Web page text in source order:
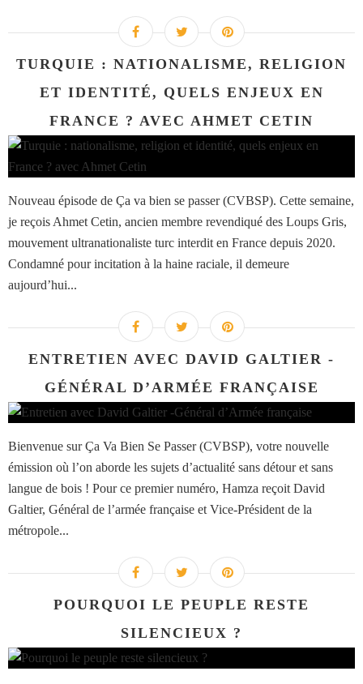
TURQUIE : NATIONALISME, RELIGION
ET IDENTITÉ, QUELS ENJEUX EN
FRANCE ? AVEC AHMET CETIN
Nouveau épisode de Ça va bien se passer (CVBSP). Cette semaine,
je reçois Ahmet Cetin, ancien membre revendiqué des Loups Gris,
mouvement ultranationaliste turc interdit en France depuis 2020.
Condamné pour incitation à la haine raciale, il demeure
aujourd’hui...
ENTRETIEN AVEC DAVID GALTIER -
GÉNÉRAL D’ARMÉE FRANÇAISE
Bienvenue sur Ça Va Bien Se Passer (CVBSP), votre nouvelle
émission où l’on aborde les sujets d’actualité sans détour et sans
langue de bois ! Pour ce premier numéro, Hamza reçoit David
Galtier, Général de l’armée française et Vice-Président de la
métropole...
POURQUOI LE PEUPLE RESTE
SILENCIEUX ?